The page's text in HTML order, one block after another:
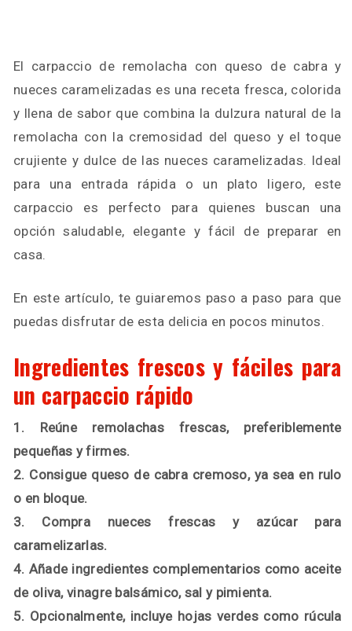
El carpaccio de remolacha con queso de cabra y
nueces caramelizadas es una receta fresca, colorida
y llena de sabor que combina la dulzura natural de la
remolacha con la cremosidad del queso y el toque
crujiente y dulce de las nueces caramelizadas. Ideal
para una entrada rápida o un plato ligero, este
carpaccio es perfecto para quienes buscan una
opción saludable, elegante y fácil de preparar en
casa.
En este artículo, te guiaremos paso a paso para que
puedas disfrutar de esta delicia en pocos minutos.
Ingredientes frescos y fáciles para
un carpaccio rápido
1. Reúne remolachas frescas, preferiblemente
pequeñas y firmes.
2. Consigue queso de cabra cremoso, ya sea en rulo
o en bloque.
3. Compra nueces frescas y azúcar para
caramelizarlas.
4. Añade ingredientes complementarios como aceite
de oliva, vinagre balsámico, sal y pimienta.
5. Opcionalmente, incluye hojas verdes como rúcula